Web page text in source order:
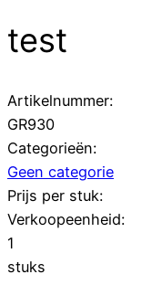
test
Artikelnummer:
GR930
Categorieën:
Geen categorie
Prijs per stuk:
Verkoopeenheid:
1
stuks